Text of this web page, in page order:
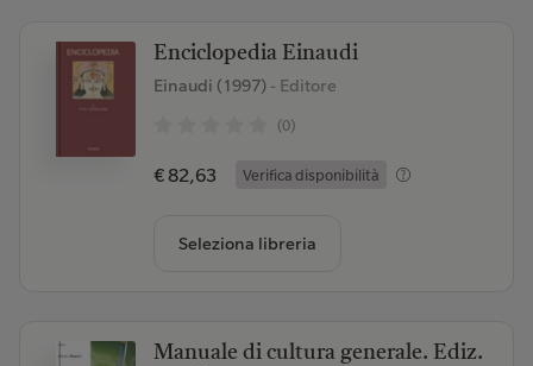
Enciclopedia Einaudi
Einaudi (1997)- Editore
(0)
€ 82,63 Verifica disponibilità
Seleziona libreria
Manuale di cultura generale. Ediz.